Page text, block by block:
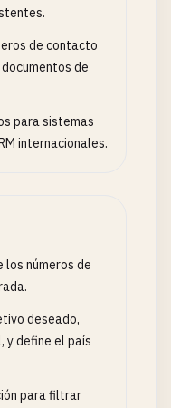
de contacto
de
para sistemas
internacionales.
números de
deseado,
y define el país
para filtrar